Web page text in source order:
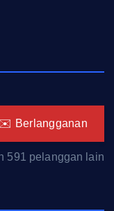
✉️ Berlangganan
591 pelanggan lain